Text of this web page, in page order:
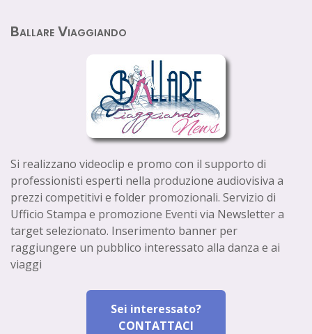
Ballare Viaggiando
Si realizzano videoclip e promo con il supporto di
professionisti esperti nella produzione audiovisiva a
prezzi competitivi e folder promozionali. Servizio di
Ufficio Stampa e promozione Eventi via Newsletter a
target selezionato. Inserimento banner per
raggiungere un pubblico interessato alla danza e ai
viaggi
Sei interessato?
CONTATTACI